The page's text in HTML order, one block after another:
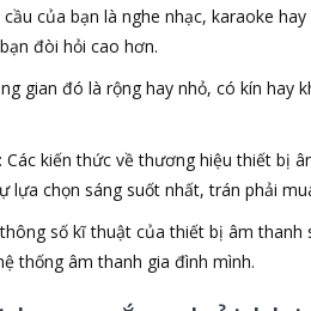
của bạn là nghe nhạc, karaoke
đòi hỏi cao hơn.
gian đó là rộng hay nhỏ, có kín
kiến thức về thương hiệu thiết bị
chọn sáng suốt nhất, trán phải
số kĩ thuật của thiết bị âm
thống âm thanh gia đình mình.